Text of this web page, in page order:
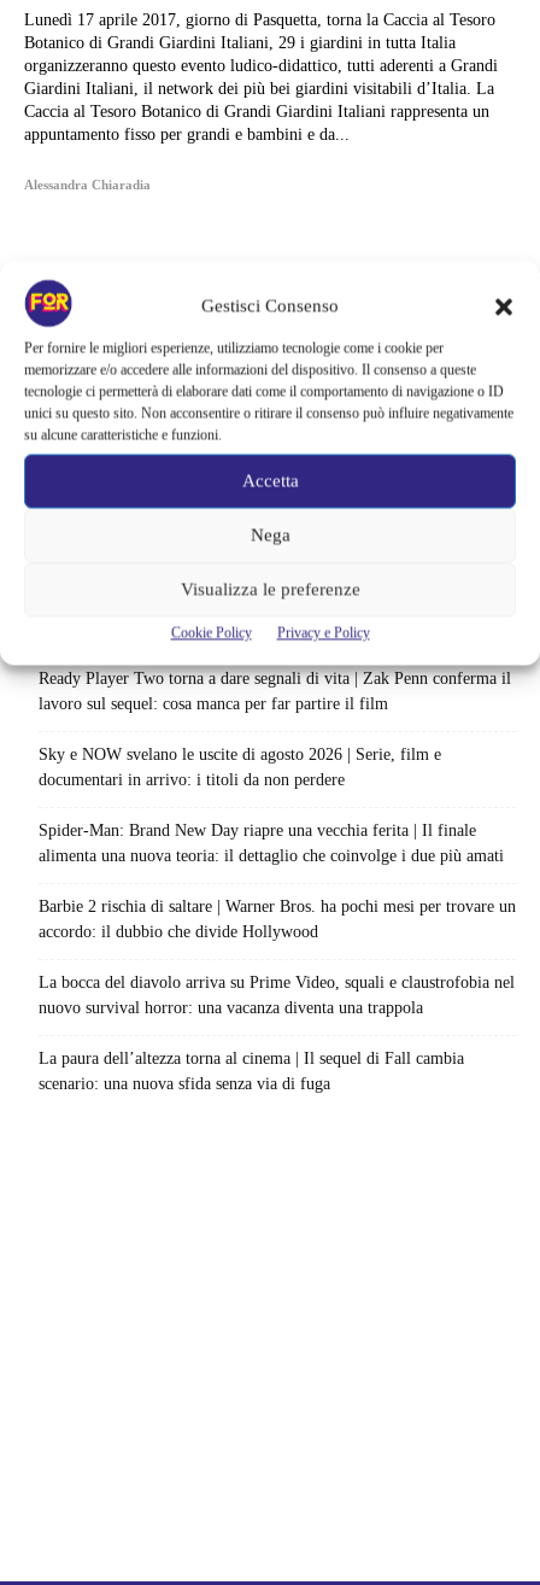
Gestisci Consenso
Per fornire le migliori esperienze, utilizziamo tecnologie come i cookie per
memorizzare e/o accedere alle informazioni del dispositivo. Il consenso a queste
tecnologie ci permetterà di elaborare dati come il comportamento di navigazione o ID
unici su questo sito. Non acconsentire o ritirare il consenso può influire negativamente
su alcune caratteristiche e funzioni.
Accetta
Nega
Visualizza le preferenze
Cookie Policy Privacy e Policy
Lunedì 17 aprile 2017, giorno di Pasquetta, torna la Caccia al Tesoro
Botanico di Grandi Giardini Italiani, 29 i giardini in tutta Italia
organizzeranno questo evento ludico-didattico, tutti aderenti a Grandi
Giardini Italiani, il network dei più bei giardini visitabili d’Italia. La
Caccia al Tesoro Botanico di Grandi Giardini Italiani rappresenta un
appuntamento fisso per grandi e bambini e da...
Alessandra Chiaradia
Monster affronta il caso Lizzie Borden, Netflix svela data e prime
immagini: cosa anticipano sulla nuova stagione
Ready Player Two torna a dare segnali di vita | Zak Penn conferma il
lavoro sul sequel: cosa manca per far partire il film
Sky e NOW svelano le uscite di agosto 2026 | Serie, film e
documentari in arrivo: i titoli da non perdere
Spider-Man: Brand New Day riapre una vecchia ferita | Il finale
alimenta una nuova teoria: il dettaglio che coinvolge i due più amati
Barbie 2 rischia di saltare | Warner Bros. ha pochi mesi per trovare un
accordo: il dubbio che divide Hollywood
La bocca del diavolo arriva su Prime Video, squali e claustrofobia nel
nuovo survival horror: una vacanza diventa una trappola
La paura dell’altezza torna al cinema | Il sequel di Fall cambia
scenario: una nuova sfida senza via di fuga